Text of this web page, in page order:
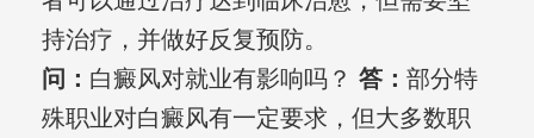
持治疗，并做好反复预防。
问： 白癜风对就业有影响吗？ 答： 部分特
殊职业对白癜风有一定要求，但大多数职